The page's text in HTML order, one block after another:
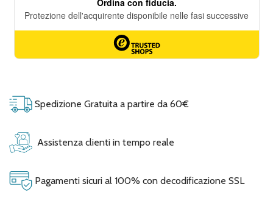
Spedizione Gratuita a partire da 60€
Assistenza clienti in tempo reale
Pagamenti sicuri al 100% con decodificazione SSL